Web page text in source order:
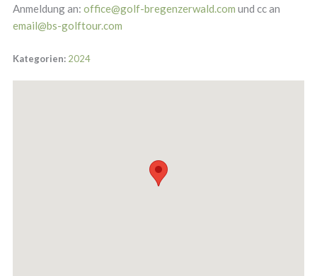
Anmeldung an: office@golf-bregenzerwald.com und cc an
email@bs-golftour.com
Kategorien: 2024